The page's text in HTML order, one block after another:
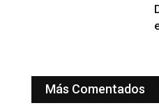
Más Comentados